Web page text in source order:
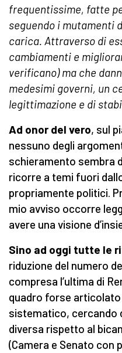
frequentissime, fatte
seguendo i mutamenti
carica. Attraverso di
cambiamenti e
verificano) ma che
medesimi governi, un
legittimazione e di
Ad onor del vero, sul
nessuno degli
schieramento sembra
ricorre a temi fuori
propriamente politici.
mio avviso occorre
avere una visione
Sino ad oggi tutte le
riduzione del numero
compresa l’ultima di
quadro forse articolato
sistematico, cercando
diversa rispetto al
(Camera e Senato con